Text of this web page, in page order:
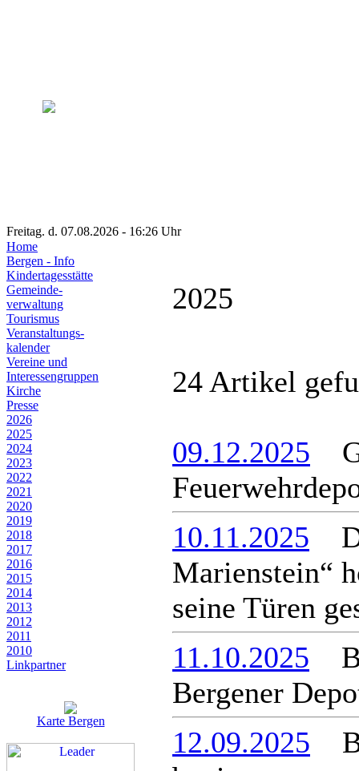
Freitag. d. 07.08.2026 - 16:26 Uhr
Home
Bergen - Info
Kindertagesstätte
Gemeinde-
verwaltung
Tourismus
Veranstaltungs-
kalender
Vereine und
Interessen­gruppen
Kirche
Presse
2026
2025
2024
2023
2022
2021
2020
2019
2018
2017
2016
2015
2014
2013
2012
2011
2010
Linkpartner
Karte Bergen
2025
24 Artikel
09.12.2025
10.11.2025
Marienstein“
seine Türen
11.10.2025
Bergener
12.09.2025